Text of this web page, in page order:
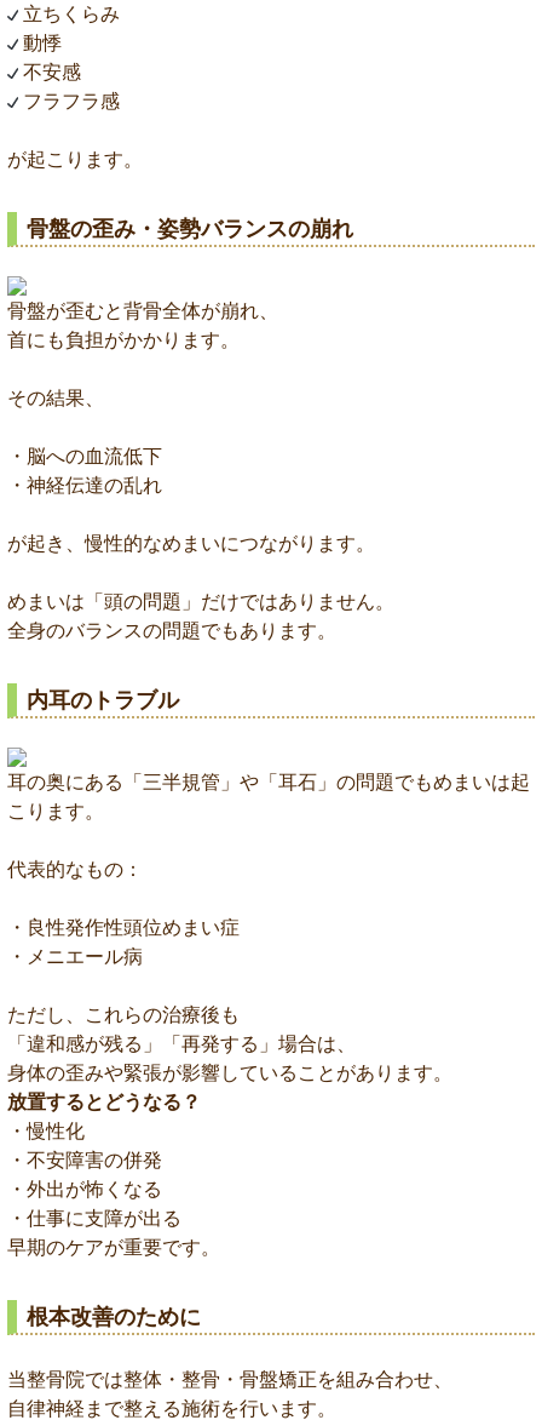
立ちくらみ
動悸
不安感
フラフラ感
が起こります。
骨盤の歪み・姿勢バランスの崩れ
骨盤が歪むと背骨全体が崩れ、
首にも負担がかかります。
その結果、
・脳への血流低下
・神経伝達の乱れ
が起き、慢性的なめまいにつながります。
めまいは「頭の問題」だけではありません。
全身のバランスの問題でもあります。
内耳のトラブル
耳の奥にある「三半規管」や「耳石」の問題でもめまいは起
こります。
代表的なもの：
・良性発作性頭位めまい症
・メニエール病
ただし、これらの治療後も
「違和感が残る」「再発する」場合は、
身体の歪みや緊張が影響していることがあります。
放置するとどうなる？
・慢性化
・不安障害の併発
・外出が怖くなる
・仕事に支障が出る
早期のケアが重要です。
根本改善のために
当整骨院では整体・整骨・骨盤矯正を組み合わせ、
自律神経まで整える施術を行います。